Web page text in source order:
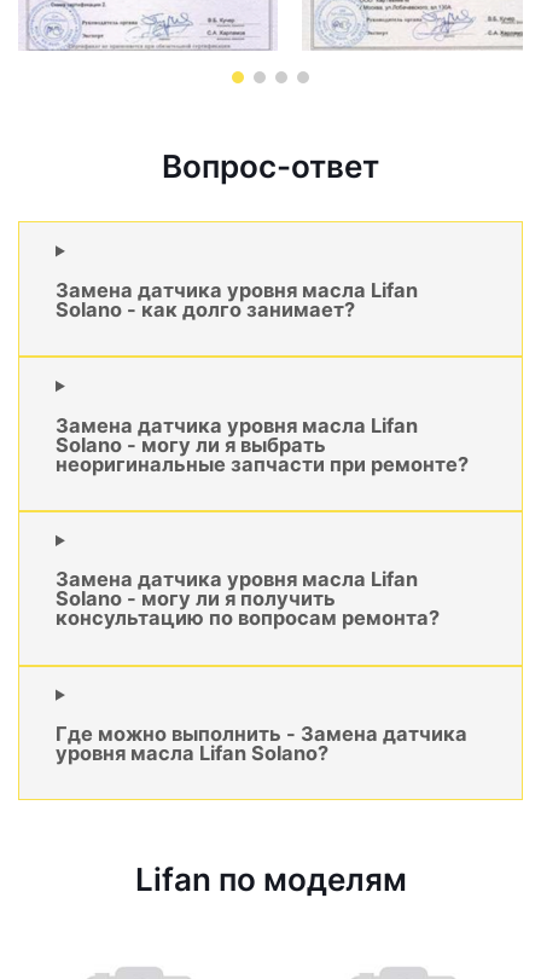
Вопрос-ответ
Замена датчика уровня масла Lifan
Solano - как долго занимает?
Замена датчика уровня масла Lifan
Solano - могу ли я выбрать
неоригинальные запчасти при ремонте?
Замена датчика уровня масла Lifan
Solano - могу ли я получить
консультацию по вопросам ремонта?
Где можно выполнить - Замена датчика
уровня масла Lifan Solano?
Lifan по моделям